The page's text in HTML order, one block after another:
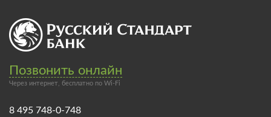
Позвонить онлайн
Через интернет, бесплатно по Wi-Fi
8 495 748-0-748